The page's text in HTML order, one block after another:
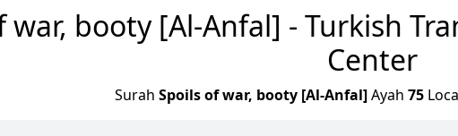
war, booty [Al-Anfal] - Turkish
Center
Surah Spoils of war, booty [Al-Anfal]Ayah 75